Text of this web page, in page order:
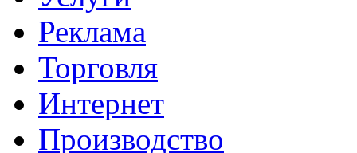
Реклама
Торговля
Интернет
Производство